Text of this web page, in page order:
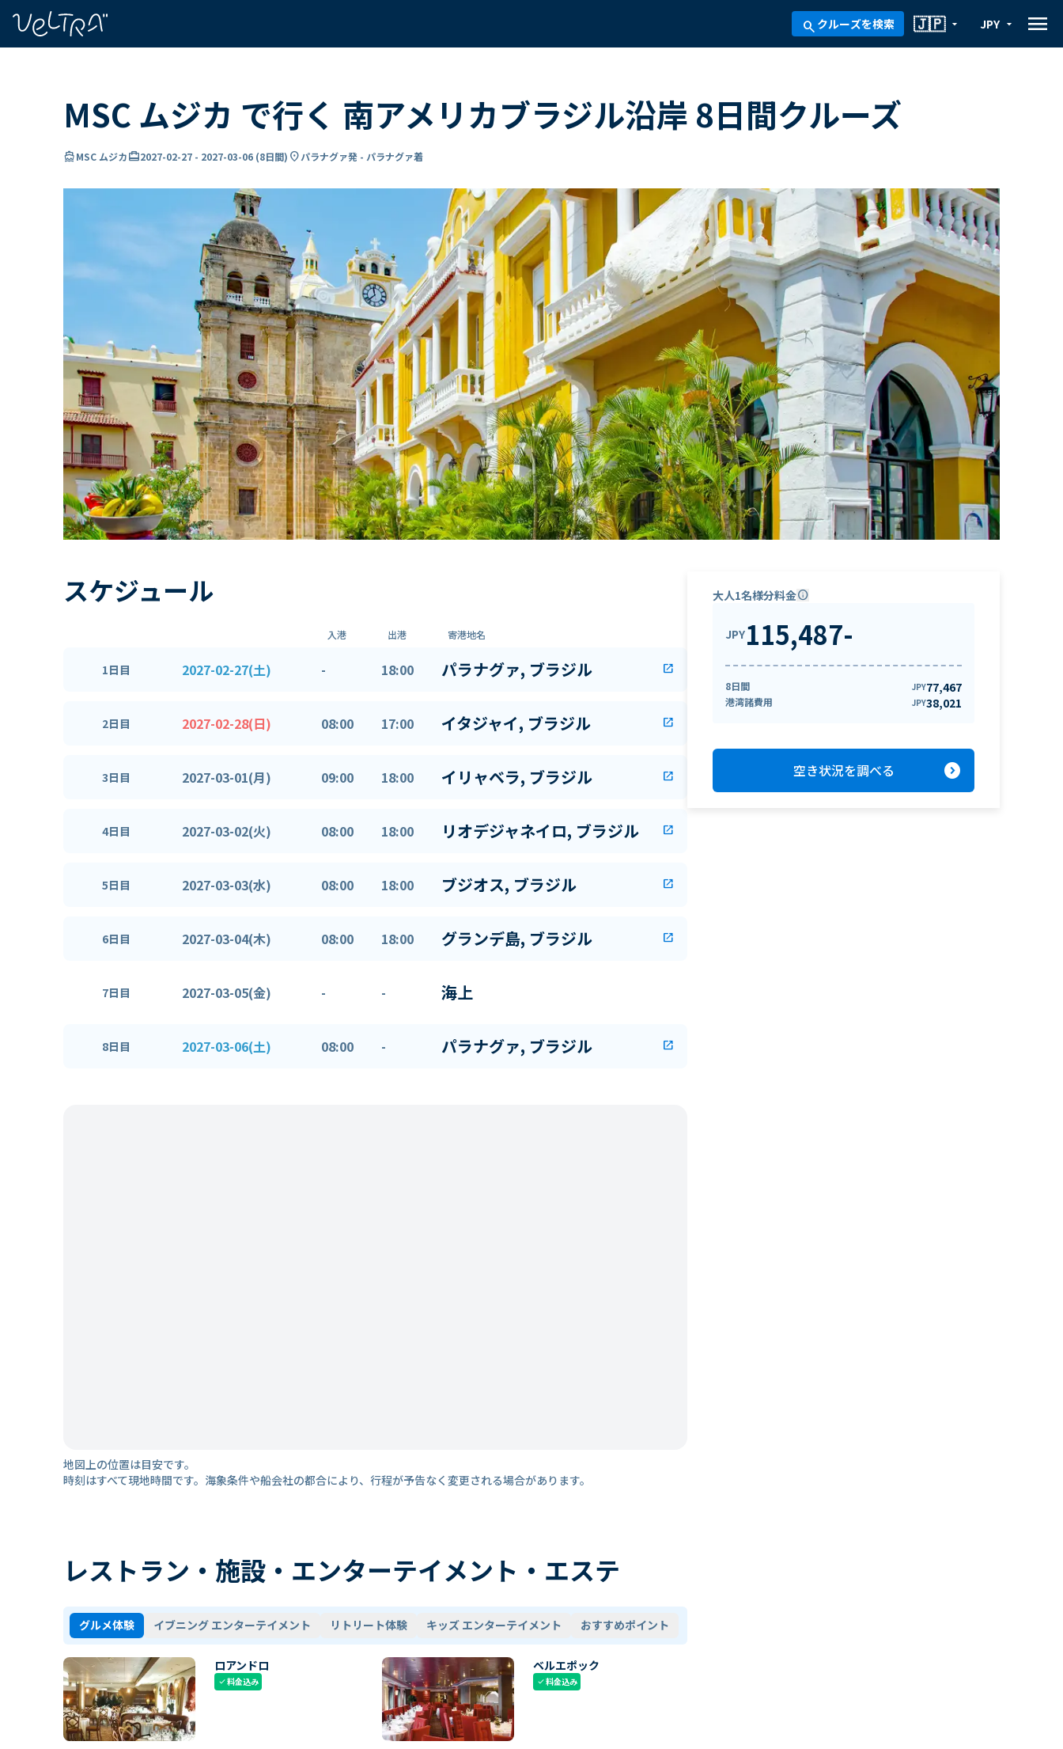
search クルーズを検索 arrow_drop_down
🇯🇵 arrow_drop_down
JPY menu
MSC ムジカ で行く 南アメリカブラジル沿岸 8日間クルーズ
directions_boatMSC ムジカcard_travel2027-02-27 - 2027-03-06 (8日間) location_onパラナグァ発 - パラナグァ着
スケジュール
入港 出港 寄港地名
1日目 2027-02-27(土) - 18:00 パラナグァ, ブラジル open_in_new
2日目 2027-02-28(日) 08:00 17:00 イタジャイ, ブラジル open_in_new
3日目 2027-03-01(月) 09:00 18:00 イリャベラ, ブラジル open_in_new
4日目 2027-03-02(火) 08:00 18:00 リオデジャネイロ, ブラジル open_in_new
5日目 2027-03-03(水) 08:00 18:00 ブジオス, ブラジル open_in_new
6日目 2027-03-04(木) 08:00 18:00 グランデ島, ブラジル open_in_new
7日目 2027-03-05(金) - - 海上
8日目 2027-03-06(土) 08:00 - パラナグァ, ブラジル open_in_new
地図上の位置は目安です。
時刻はすべて現地時間です。海象条件や船会社の都合により、行程が予告なく変更される場合があります。
レストラン・施設・エンターテイメント・エステ
グルメ体験 イブニング エンターテイメント リトリート体験 キッズ エンターテイメント おすすめポイント
ロアンドロ
check料金込み
ベルエポック
check料金込み
大人1名様分料金info
JPY115,487-
8日間 JPY77,467
港湾諸費用 JPY38,021
空き状況を調べる expand_circle_right